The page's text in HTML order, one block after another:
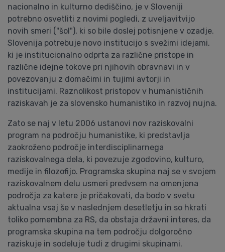
nacionalno in kulturno dediščino, je v Sloveniji
potrebno osvetliti z novimi pogledi, z uveljavitvijo
novih smeri ("šol"), ki so bile doslej potisnjene v ozadje.
Slovenija potrebuje novo institucijo s svežimi idejami,
ki je institucionalno odprta za različne pristope in
različne idejne tokove pri njihovih obravnavi in v
povezovanju z domačimi in tujimi avtorji in
institucijami. Raznolikost pristopov v humanističnih
raziskavah je za slovensko humanistiko in razvoj nujna.
Zato se naj v letu 2006 ustanovi nov raziskovalni
program na področju humanistike, ki predstavlja
zaokroženo področje interdisciplinarnega
raziskovalnega dela, ki povezuje zgodovino, kulturo,
medije in filozofijo. Programska skupina naj se v svojem
raziskovalnem delu usmeri predvsem na omenjena
področja za katere je pričakovati, da bodo v svetu
aktualna vsaj še v naslednjem desetletju in so hkrati
toliko pomembna za RS, da obstaja državni interes, da
programska skupina na tem področju dolgoročno
raziskuje in sodeluje tudi z drugimi skupinami.